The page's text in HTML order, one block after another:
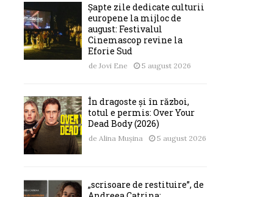
Șapte zile dedicate culturii
europene la mijloc de
august: Festivalul
Cinemascop revine la
Eforie Sud
de Jovi Ene 5 august 2026
În dragoste și în război,
totul e permis: Over Your
Dead Body (2026)
de Alina Mușina 5 august 2026
„scrisoare de restituire”, de